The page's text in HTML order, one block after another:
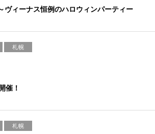
ヴィーナス恒例のハロウィンパーティー
札幌
催！
札幌